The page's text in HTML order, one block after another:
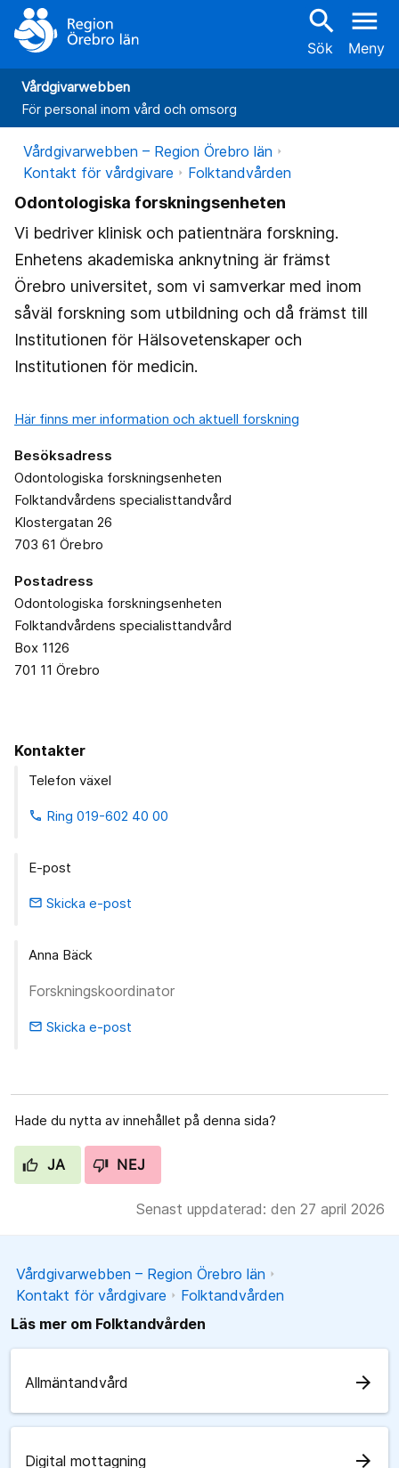
search
Sök
menu
Meny
Vårdgivarwebben
För personal inom vård och omsorg
Vårdgivarwebben – Region Örebro län
Kontakt för vårdgivare
Folktandvården
Odontologiska forskningsenheten
Vi bedriver klinisk och patientnära forskning.
Enhetens akademiska anknytning är främst
Örebro universitet, som vi samverkar med inom
såväl forskning som utbildning och då främst till
Institutionen för Hälsovetenskaper och
Institutionen för medicin.
Här finns mer information och aktuell forskning
Besöksadress
Odontologiska forskningsenheten
Folktandvårdens specialisttandvård
Klostergatan 26
703 61 Örebro
Postadress
Odontologiska forskningsenheten
Folktandvårdens specialisttandvård
Box 1126
701 11 Örebro
Kontakter
Telefon växel
phone Ring 019-602 40 00
E-post
email Skicka e-post
Anna Bäck
Forskningskoordinator
email Skicka e-post
Hade du nytta av innehållet på denna sida?
JA NEJ
Senast uppdaterad: den 27 april 2026
Vårdgivarwebben – Region Örebro län
Kontakt för vårdgivare
Folktandvården
Läs mer om Folktandvården
Allmäntandvård arrow_forward
Digital mottagning arrow_forward